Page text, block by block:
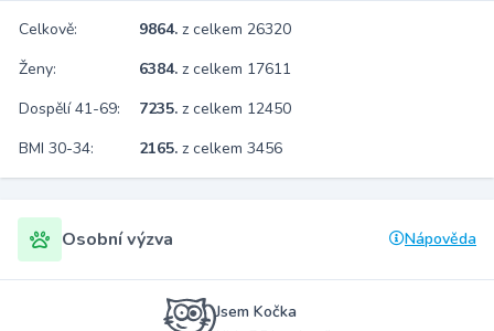
Celkově: 9864. z celkem 26320
Ženy:
6384. z celkem 17611
Dospělí 41-69:
7235. z celkem 12450
BMI 30-34:
2165. z celkem 3456
Osobní výzva Nápověda
Jsem Kočka